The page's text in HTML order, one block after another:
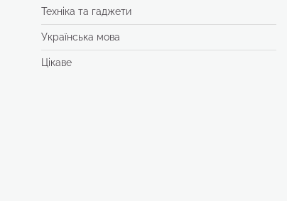
Техніка та гаджети
Українська мова
Цікаве